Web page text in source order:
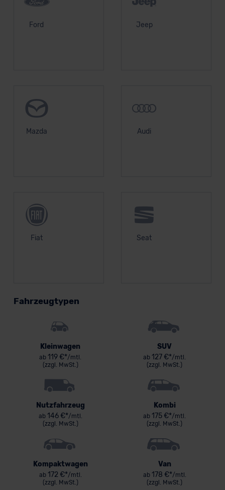
Ford Jeep
Mazda Audi
Fiat Seat
Fahrzeugtypen
Kleinwagen
ab 119 €*/mtl.
(zzgl. MwSt.)
SUV
ab 127 €*/mtl.
(zzgl. MwSt.)
Nutzfahrzeug
ab146 €*/mtl.
(zzgl. MwSt.)
Kombi
ab 175 €*/mtl.
(zzgl. MwSt.)
Kompaktwagen
ab172 €*/mtl.
(zzgl. MwSt.)
Van
ab178 €*/mtl.
(zzgl. MwSt.)